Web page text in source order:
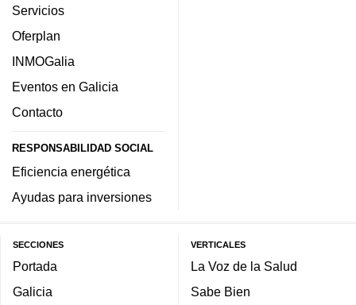
Servicios
Oferplan
INMOGalia
Eventos en Galicia
Contacto
RESPONSABILIDAD SOCIAL
Eficiencia energética
Ayudas para inversiones
SECCIONES
Portada
Galicia
VERTICALES
La Voz de la Salud
Sabe Bien